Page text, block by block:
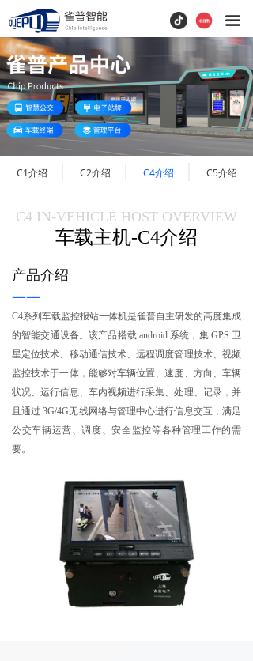
끀
C4 IN-VEHICLE HOST OVERVIEW
车载主机-C4介绍
产品介绍
——
C4系列车载监控报站一体机是雀普自主研发的高度集成
的智能交通设备。该产品搭载 android 系统，集 GPS 卫
星定位技术、移动通信技术、远程调度管理技术、视频
监控技术于一体，能够对车辆位置、速度、方向、车辆
状况、运行信息、车内视频进行采集、处理、记录，并
且通过 3G/4G无线网络与管理中心进行信息交互，满足
公交车辆运营、调度、安全监控等各种管理工作的需
要。
C1介绍 C2介绍 C4介绍 C5介绍